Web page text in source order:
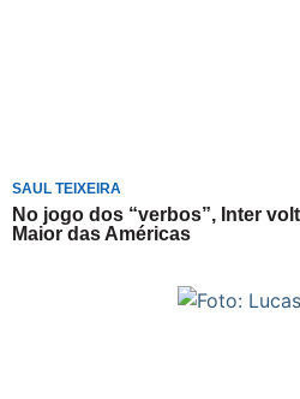
SAUL TEIXEIRA
No jogo dos “verbos”, Inter
Maior das Américas